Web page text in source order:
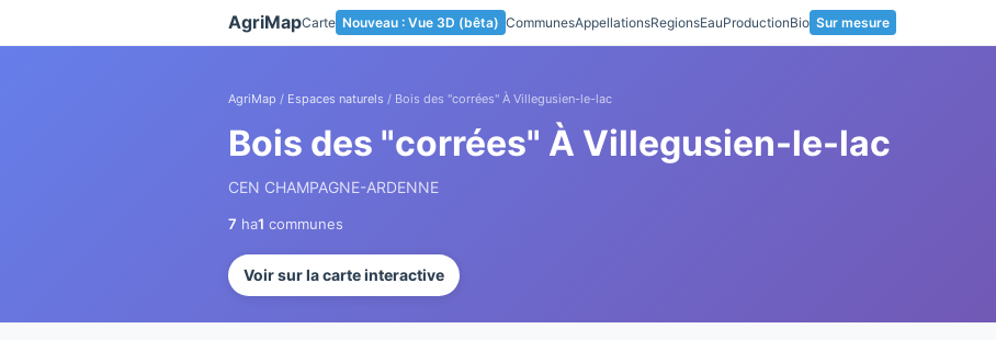
AgriMapCarte Nouveau : Vue 3D (bêta) CommunesAppellationsRegionsEauProductionBio Sur mesure
AgriMap / Espaces naturels / Bois des "corrées" À Villegusien-le-lac
Bois des "corrées" À Villegusien-le-lac
CEN CHAMPAGNE-ARDENNE
7 ha1 communes
Voir sur la carte interactive
Panneau de gestion des cookies